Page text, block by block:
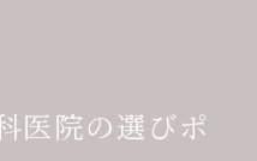
医院の選びポ